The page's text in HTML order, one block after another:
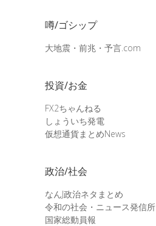
噂/ゴシップ
大地震・前兆・予言.com
投資/お金
FX2ちゃんねる
しょういち発電
仮想通貨まとめNews
政治/社会
なんJ政治ネタまとめ
令和の社会・ニュース発信所
国家総動員報